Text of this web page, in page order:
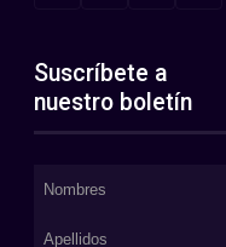
Suscríbete a
nuestro boletín